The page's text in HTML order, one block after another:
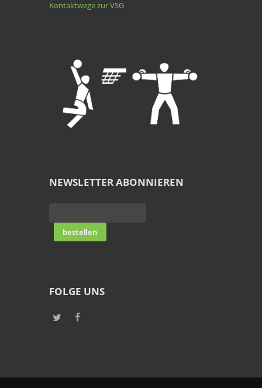
Kontaktwege zur VSG
NEWSLETTER ABONNIEREN
FOLGE UNS